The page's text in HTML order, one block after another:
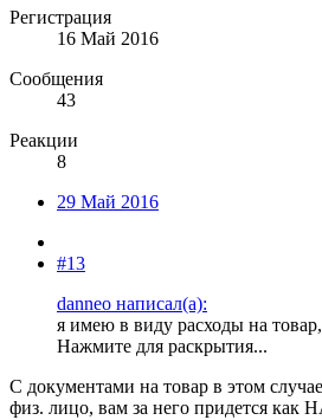
Регистрация
16 Май 2016
Сообщения
43
Реакции
8
29 Май 2016
#13
danneo написал(а):
я имею в виду расходы на
Нажмите для раскрытия...
С документами на товар в этом
физ. лицо, вам за него придется как